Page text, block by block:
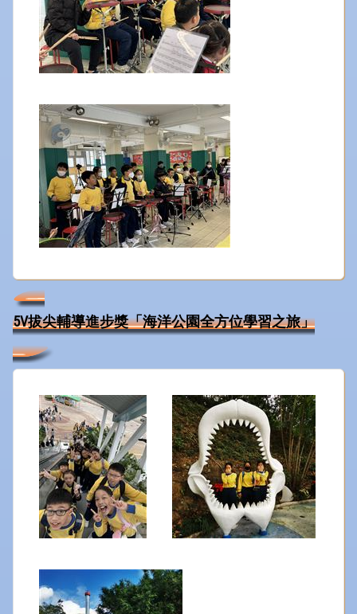
5V拔尖輔導進步獎「海洋公園全方位學習之旅」